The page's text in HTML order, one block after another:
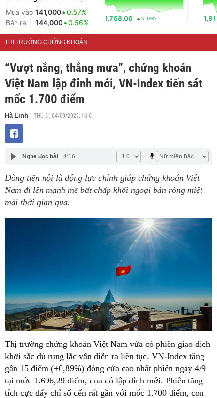
Mua vào 141,000
0.57%
Bán ra
144,000 0.56%
1,768.06 0.19%
THỊ TRƯỜNG CHỨNG KHOÁN
“Vượt nắng, thắng mưa”, chứng khoán
Việt Nam lập đỉnh mới, VN-Index tiến sát
mốc 1.700 điểm
Hà Linh - THỨ 5 , 04/09/2025, 16:01
Nghe đọc bài 4:16
Dòng tiền nội là động lực chính giúp chứng khoán Việt
Nam đi lên mạnh mẽ bất chấp khối ngoại bán ròng miệt
mài thời gian qua.
Thị trường chứng khoán Việt Nam vừa có phiên giao dịch
khởi sắc dù rung lắc vẫn diễn ra liên tục. VN-Index tăng
gần 15 điểm (+0,89%) đóng cửa cao nhất phiên ngày 4/9
tại mức 1.696,29 điểm, qua đó lập đỉnh mới. Phiên tăng
tích cực đẩy chỉ số đến rất gần với mốc 1.700 điểm, con